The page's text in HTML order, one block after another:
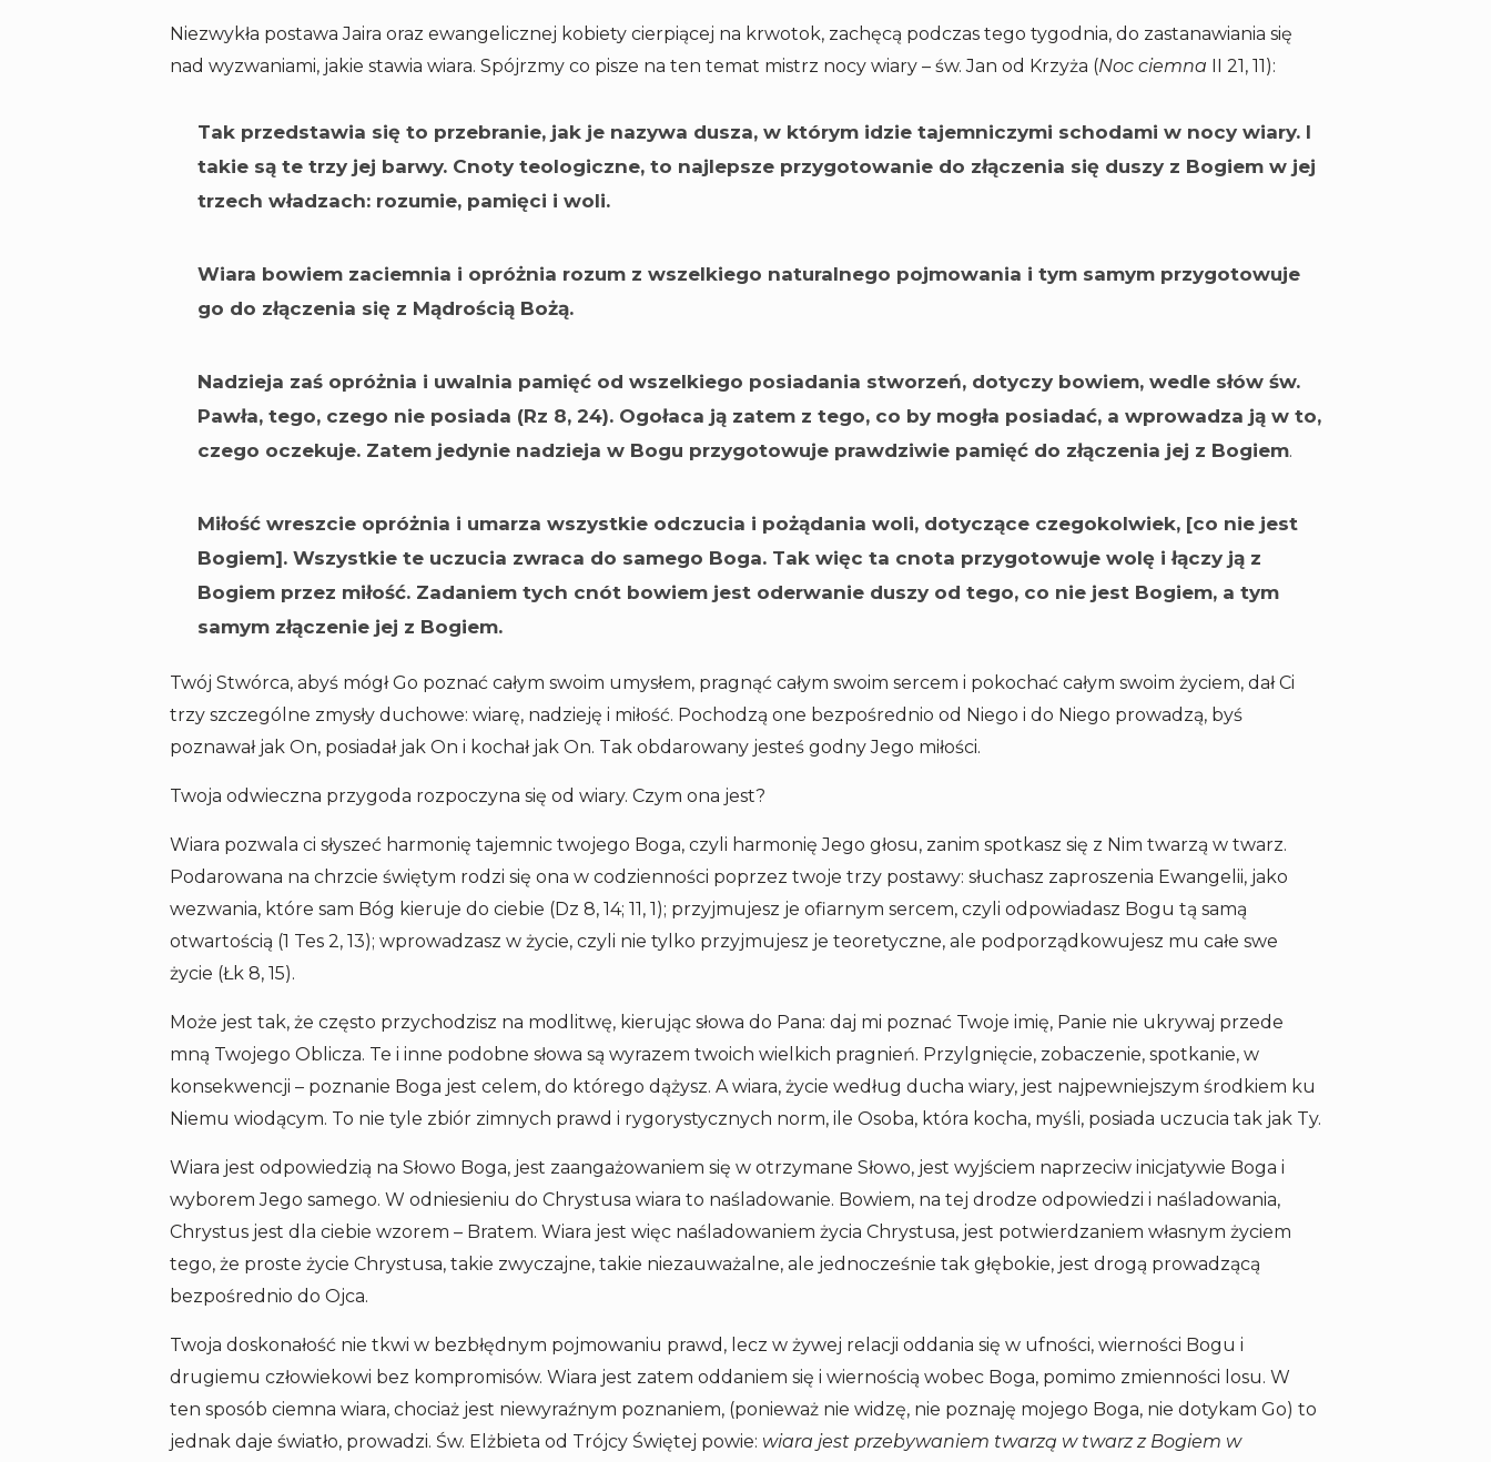
Niezwykła postawa Jaira oraz ewangelicznej kobiety cierpiącej na krwotok, zachęcą podczas tego tygodnia, do zastanawiania się
nad wyzwaniami, jakie stawia wiara. Spójrzmy co pisze na ten temat mistrz nocy wiary – św. Jan od Krzyża (Noc ciemna II 21, 11):
Tak przedstawia się to przebranie, jak je nazywa dusza, w którym idzie tajemniczymi schodami w nocy wiary. I
takie są te trzy jej barwy. Cnoty teologiczne, to najlepsze przygotowanie do złączenia się duszy z Bogiem w jej
trzech władzach: rozumie, pamięci i woli.
Wiara bowiem zaciemnia i opróżnia rozum z wszelkiego naturalnego pojmowania i tym samym przygotowuje
go do złączenia się z Mądrością Bożą.
Nadzieja zaś opróżnia i uwalnia pamięć od wszelkiego posiadania stworzeń, dotyczy bowiem, wedle słów św.
Pawła, tego, czego nie posiada (Rz 8, 24). Ogołaca ją zatem z tego, co by mogła posiadać, a wprowadza ją w to,
czego oczekuje. Zatem jedynie nadzieja w Bogu przygotowuje prawdziwie pamięć do złączenia jej z Bogiem.
Miłość wreszcie opróżnia i umarza wszystkie odczucia i pożądania woli, dotyczące czegokolwiek, [co nie jest
Bogiem]. Wszystkie te uczucia zwraca do samego Boga. Tak więc ta cnota przygotowuje wolę i łączy ją z
Bogiem przez miłość. Zadaniem tych cnót bowiem jest oderwanie duszy od tego, co nie jest Bogiem, a tym
samym złączenie jej z Bogiem.
Twój Stwórca, abyś mógł Go poznać całym swoim umysłem, pragnąć całym swoim sercem i pokochać całym swoim życiem, dał Ci
trzy szczególne zmysły duchowe: wiarę, nadzieję i miłość. Pochodzą one bezpośrednio od Niego i do Niego prowadzą, byś
poznawał jak On, posiadał jak On i kochał jak On. Tak obdarowany jesteś godny Jego miłości.
Twoja odwieczna przygoda rozpoczyna się od wiary. Czym ona jest?
Wiara pozwala ci słyszeć harmonię tajemnic twojego Boga, czyli harmonię Jego głosu, zanim spotkasz się z Nim twarzą w twarz.
Podarowana na chrzcie świętym rodzi się ona w codzienności poprzez twoje trzy postawy: słuchasz zaproszenia Ewangelii, jako
wezwania, które sam Bóg kieruje do ciebie (Dz 8, 14; 11, 1); przyjmujesz je ofiarnym sercem, czyli odpowiadasz Bogu tą samą
otwartością (1 Tes 2, 13); wprowadzasz w życie, czyli nie tylko przyjmujesz je teoretyczne, ale podporządkowujesz mu całe swe
życie (Łk 8, 15).
Może jest tak, że często przychodzisz na modlitwę, kierując słowa do Pana: daj mi poznać Twoje imię, Panie nie ukrywaj przede
mną Twojego Oblicza. Te i inne podobne słowa są wyrazem twoich wielkich pragnień. Przylgnięcie, zobaczenie, spotkanie, w
konsekwencji – poznanie Boga jest celem, do którego dążysz. A wiara, życie według ducha wiary, jest najpewniejszym środkiem ku
Niemu wiodącym. To nie tyle zbiór zimnych prawd i rygorystycznych norm, ile Osoba, która kocha, myśli, posiada uczucia tak jak Ty.
Wiara jest odpowiedzią na Słowo Boga, jest zaangażowaniem się w otrzymane Słowo, jest wyjściem naprzeciw inicjatywie Boga i
wyborem Jego samego. W odniesieniu do Chrystusa wiara to naśladowanie. Bowiem, na tej drodze odpowiedzi i naśladowania,
Chrystus jest dla ciebie wzorem – Bratem. Wiara jest więc naśladowaniem życia Chrystusa, jest potwierdzaniem własnym życiem
tego, że proste życie Chrystusa, takie zwyczajne, takie niezauważalne, ale jednocześnie tak głębokie, jest drogą prowadzącą
bezpośrednio do Ojca.
Twoja doskonałość nie tkwi w bezbłędnym pojmowaniu prawd, lecz w żywej relacji oddania się w ufności, wierności Bogu i
drugiemu człowiekowi bez kompromisów. Wiara jest zatem oddaniem się i wiernością wobec Boga, pomimo zmienności losu. W
ten sposób ciemna wiara, chociaż jest niewyraźnym poznaniem, (ponieważ nie widzę, nie poznaję mojego Boga, nie dotykam Go) to
jednak daje światło, prowadzi. Św. Elżbieta od Trójcy Świętej powie: wiara jest przebywaniem twarzą w twarz z Bogiem w